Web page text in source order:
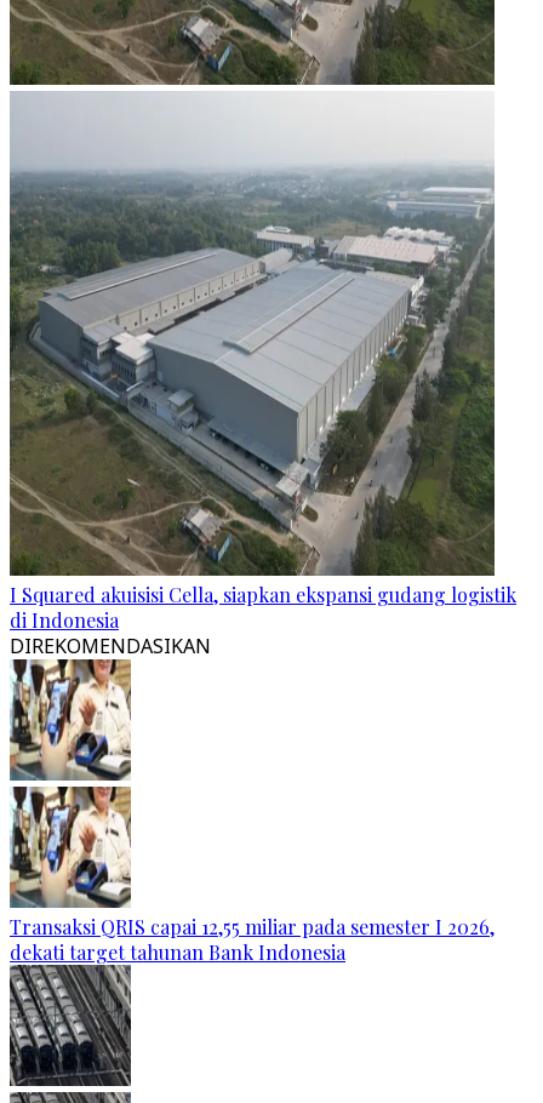
I Squared akuisisi Cella, siapkan ekspansi gudang logistik
di Indonesia
DIREKOMENDASIKAN
Transaksi QRIS capai 12,55 miliar pada semester I 2026,
dekati target tahunan Bank Indonesia